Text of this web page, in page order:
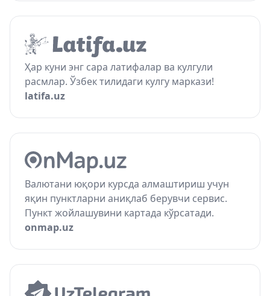
Ҳар куни энг сара латифалар ва кулгули
расмлар. Ўзбек тилидаги кулгу маркази!
latifa.uz
Валютани юқори курсда алмаштириш учун
яқин пунктларни аниқлаб берувчи сервис.
Пункт жойлашувини картада кўрсатади.
onmap.uz